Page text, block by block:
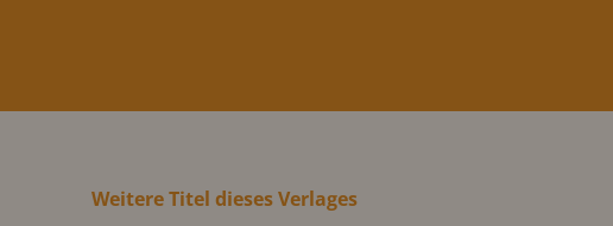
Weitere Titel dieses Verlages